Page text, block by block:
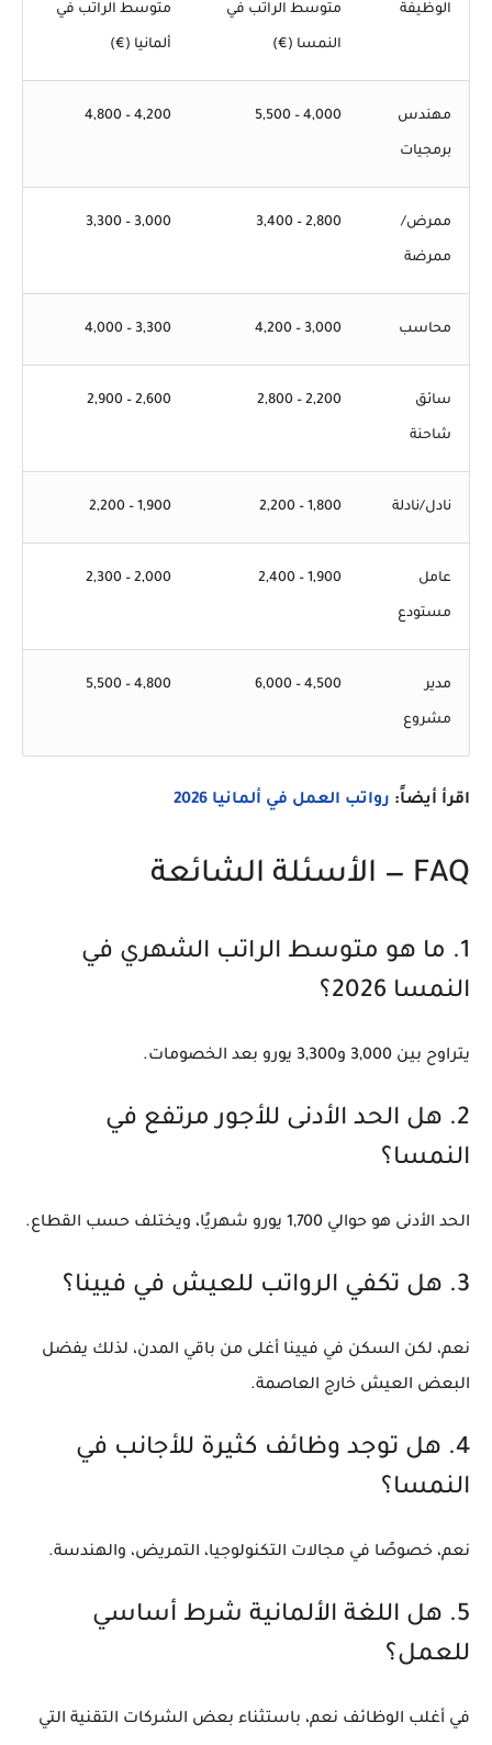
الوظيفة متوسط الراتب في
النمسا (€)
متوسط الراتب في
ألمانيا (€)
مهندس
برمجيات
4,000 – 5,500
4,200 – 4,800
ممرض/
ممرضة
2,800 – 3,400
3,000 – 3,300
محاسب 3,000 – 4,200
3,300 – 4,000
سائق
شاحنة
2,200 – 2,800
2,600 – 2,900
نادل/نادلة 1,800 – 2,200
1,900 – 2,200
عامل
مستودع
1,900 – 2,400
2,000 – 2,300
مدير
مشروع
4,500 – 6,000
4,800 – 5,500
اقرأ أيضاً: رواتب العمل في ألمانيا 2026
FAQ — الأسئلة الشائعة
1. ما هو متوسط الراتب الشهري في
النمسا 2026؟
يتراوح بين 3,000 و3,300 يورو بعد الخصومات.
2. هل الحد الأدنى للأجور مرتفع في
النمسا؟
الحد الأدنى هو حوالي 1,700 يورو شهريًا، ويختلف حسب القطاع.
3. هل تكفي الرواتب للعيش في فيينا؟
نعم، لكن السكن في فيينا أغلى من باقي المدن، لذلك يفضل
البعض العيش خارج العاصمة.
4. هل توجد وظائف كثيرة للأجانب في
النمسا؟
نعم، خصوصًا في مجالات التكنولوجيا، التمريض، والهندسة.
5. هل اللغة الألمانية شرط أساسي
للعمل؟
في أغلب الوظائف نعم، باستثناء بعض الشركات التقنية التي